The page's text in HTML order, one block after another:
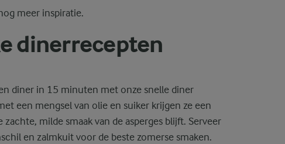
meer inspiratie.
dinerrecepten
diner in 15 minuten met onze snelle diner
een mengsel van olie en suiker krijgen ze een
milde smaak van de asperges blijft. Serveer
en zalmkuit voor de beste zomerse smaken.